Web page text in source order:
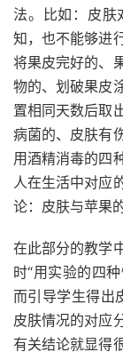
法。比如：皮肤
知，也不能够进
将果皮完好的、
物的、划破果皮
置相同天数后取
病菌的、皮肤有
用酒精消毒的四
人在生活中对应
论：皮肤与苹果
在此部分的教学
时“用实验的四
而引导学生得出
皮肤情况的对应
有关结论就显得